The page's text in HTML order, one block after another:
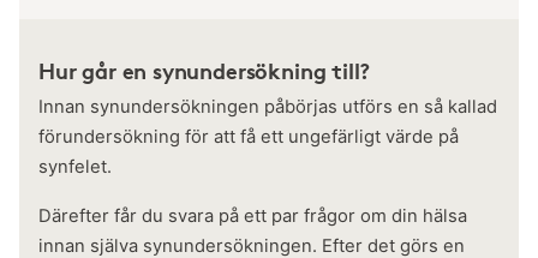
Hur går en synundersökning till?
Innan synundersökningen påbörjas utförs en så kallad
förundersökning för att få ett ungefärligt värde på
synfelet.
Därefter får du svara på ett par frågor om din hälsa
innan själva synundersökningen. Efter det görs en